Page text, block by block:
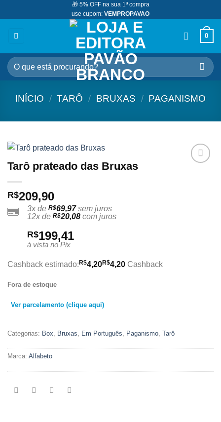
to
🎁 5% OFF na sua 1ª compra
use cupom: VEMPROPAVAO
0
Pesquisar
por:
INÍCIO / TARÔ / BRUXAS / PAGANISMO
Tarô prateado das Bruxas
R$209,90
3x de R$69,97sem juros
12x de R$20,08 com juros
R$199,41
à vista no Pix
Cashback estimado: R$4,20R$4,20 Cashback
Fora de estoque
Ver parcelamento (clique aqui)
Categorias: Box, Bruxas, Em Português, Paganismo, Tarô
Marca: Alfabeto